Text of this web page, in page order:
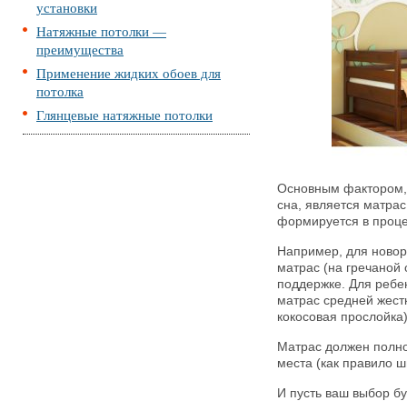
установки
Натяжные потолки —
преимущества
Применение жидких обоев для
потолка
Глянцевые натяжные потолки
Основным фактором,
сна, является
формируется в
Например, для
матрас (на гречаной
поддержке. Для
матрас средней
кокосовая
Матрас должен
места (как правило
И пусть ваш выбор